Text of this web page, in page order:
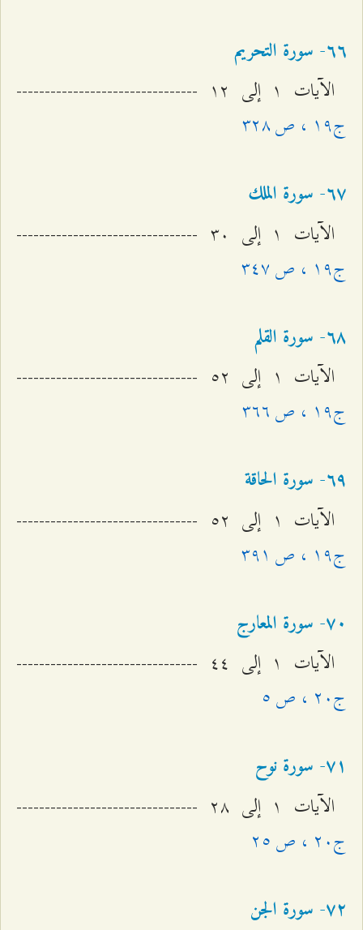
٦٦- سورة التحريم
الآيات ۱ إلى ۱٢ --------------------------------
ج۱٩ ، ص ٣٢۸
٦۷- سورة الملك
الآيات ۱ إلى ٣۰ --------------------------------
ج۱٩ ، ص ٣٤۷
٦۸- سورة القلم
الآيات ۱ إلى ٥٢ --------------------------------
ج۱٩ ، ص ٣٦٦
٦٩- سورة الحاقة
الآيات ۱ إلى ٥٢ --------------------------------
ج۱٩ ، ص ٣٩۱
۷۰- سورة المعارج
الآيات ۱ إلى ٤٤ --------------------------------
ج٢۰ ، ص ٥
۷۱- سورة نوح
الآيات ۱ إلى ٢۸ --------------------------------
ج٢۰ ، ص ٢٥
۷٢- سورة الجن